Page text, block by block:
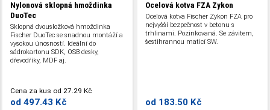
Nylonová sklopná hmoždinka
DuoTec
Sklopná dvousložková hmoždinka
Fischer DuoTec se snadnou montáží a
vysokou únosností. Ideální do
sádrokartonu SDK, OSB desky,
dřevodříky, MDF aj.
Cena za kus od 27.29 Kč
od 497.43 Kč
Ocelová kotva FZA Zykon
Ocelová kotva Fischer Zykon FZA pro
nejvyšší bezpečnost v betonu s
trhlinami. Pozinkovaná. Se závitem,
šestihrannou maticí SW.
od 183.50 Kč